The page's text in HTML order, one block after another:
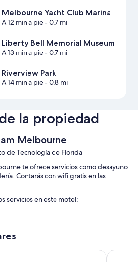
Melbourne Yacht Club Marina
A 12 min a pie- 0.7 mi
Liberty Bell Memorial Museum
A 13 min a pie- 0.7 mi
Riverview Park
A 14 min a pie- 0.8 mi
la propiedad
Melbourne
de Tecnología de Florida
te ofrece servicios como desayuno
Contarás con wifi gratis en las
servicios en este motel:
opiniones positivas de aspectos como la